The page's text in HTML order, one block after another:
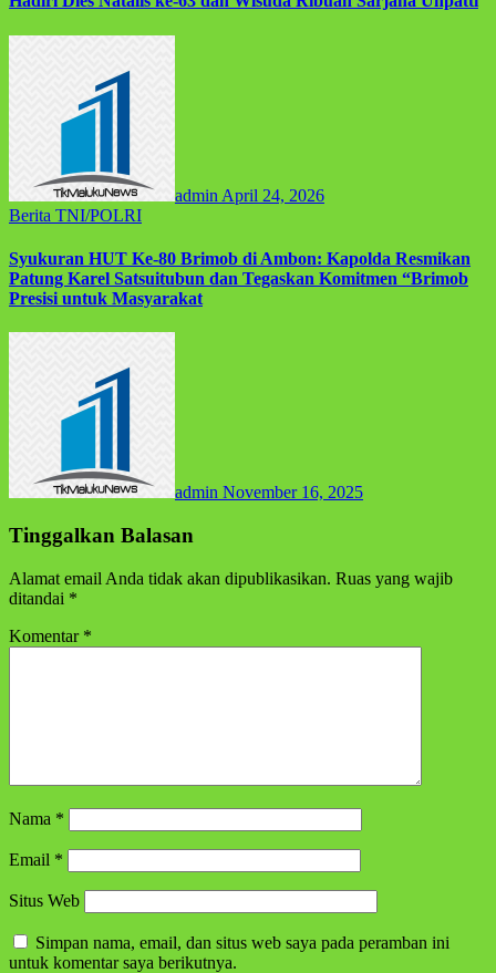
admin April 24, 2026
Berita TNI/POLRI
Syukuran HUT Ke-80 Brimob di Ambon: Kapolda Resmikan
Patung Karel Satsuitubun dan Tegaskan Komitmen “Brimob
Presisi untuk Masyarakat
admin November 16, 2025
Tinggalkan Balasan
Alamat email Anda tidak akan dipublikasikan. Ruas yang wajib
ditandai *
Komentar *
Nama *
Email *
Situs Web
Simpan nama, email, dan situs web saya pada peramban ini
untuk komentar saya berikutnya.